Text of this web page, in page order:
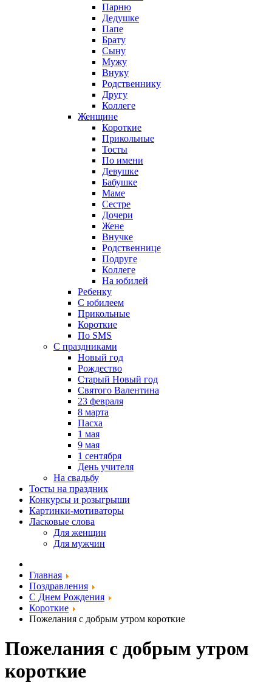
Парню
Дедушке
Папе
Брату
Сыну
Мужу
Внуку
Родственнику
Другу
Коллеге
Женщине
Короткие
Прикольные
Тосты
По имени
Девушке
Бабушке
Маме
Сестре
Дочери
Жене
Внучке
Родственнице
Подруге
Коллеге
На юбилей
Ребенку
С юбилеем
Прикольные
Короткие
По SMS
С праздниками
Новый год
Рождество
Старый Новый год
Святого Валентина
23 февраля
8 марта
Пасха
1 мая
9 мая
1 сентября
День учителя
На свадьбу
Тосты на праздник
Конкурсы и розыгрыши
Картинки-мотиваторы
Ласковые слова
Для женщин
Для мужчин
Главная
Поздравления
С Днем Рождения
Короткие
Пожелания с добрым утром короткие
Пожелания с добрым утром
короткие